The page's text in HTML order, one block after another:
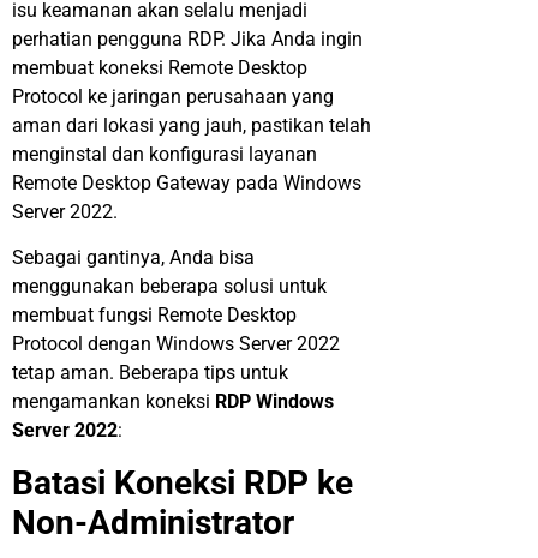
isu keamanan akan selalu menjadi
perhatian pengguna RDP. Jika Anda ingin
membuat koneksi Remote Desktop
Protocol ke jaringan perusahaan yang
aman dari lokasi yang jauh, pastikan telah
menginstal dan konfigurasi layanan
Remote Desktop Gateway pada Windows
Server 2022.
Sebagai gantinya, Anda bisa
menggunakan beberapa solusi untuk
membuat fungsi Remote Desktop
Protocol dengan Windows Server 2022
tetap aman. Beberapa tips untuk
mengamankan koneksi RDP Windows
Server 2022:
Batasi Koneksi RDP ke
Non-Administrator